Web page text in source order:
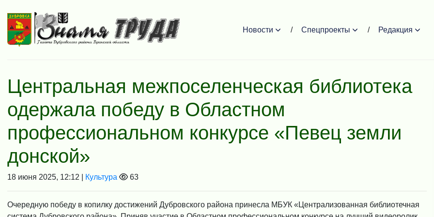
Новости Спецпроекты Редакция
Центральная межпоселенческая библиотека
одержала победу в Областном
профессиональном конкурсе «Певец земли
донской»
18 июня 2025, 12:12 | Культура 63
Очередную победу в копилку достижений Дубровского района принесла МБУК «Централизованная библиотечная